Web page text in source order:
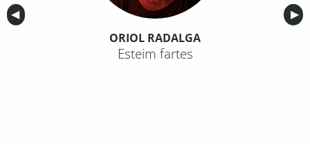
Anterior
◀︎ ▶︎
ORIOL RADALGA
Esteim fartes